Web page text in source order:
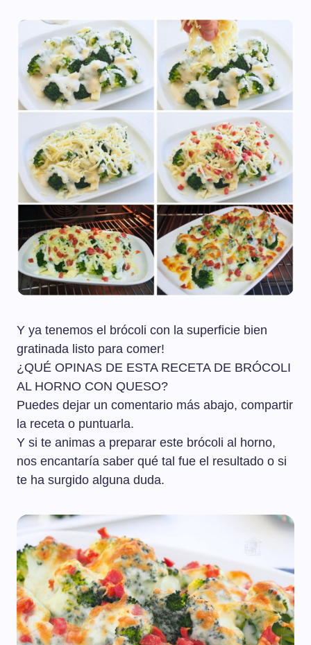
Y ya tenemos el brócoli con la superficie bien
gratinada listo para comer!
¿QUÉ OPINAS DE ESTA RECETA DE BRÓCOLI
AL HORNO CON QUESO?
Puedes dejar un comentario más abajo, compartir
la receta o puntuarla.
Y si te animas a preparar este brócoli al horno,
nos encantaría saber qué tal fue el resultado o si
te ha surgido alguna duda.